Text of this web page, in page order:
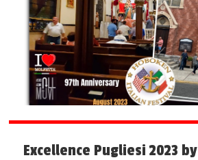
Excellence Pugliesi 2023 by